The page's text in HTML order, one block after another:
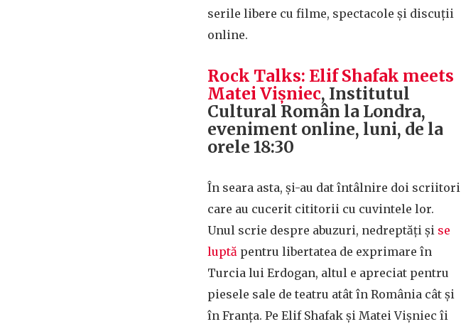
serile libere cu filme, spectacole și discuții
online.
Rock Talks: Elif Shafak meets
Matei Vișniec, Institutul
Cultural Român la Londra,
eveniment online, luni, de la
orele 18:30
În seara asta, și-au dat întâlnire doi scriitori
care au cucerit cititorii cu cuvintele lor.
Unul scrie despre abuzuri, nedreptăți și se
luptă pentru libertatea de exprimare în
Turcia lui Erdogan, altul e apreciat pentru
piesele sale de teatru atât în România cât și
în Franța. Pe Elif Shafak și Matei Vișniec îi